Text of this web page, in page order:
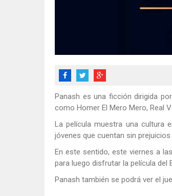
Panash es una ficción dirigida
como Homer El Mero Mero, Real
La película muestra una cultura
jóvenes que cuentan sin
En este sentido, este viernes a
para luego disfrutar la película del
Panash también se podrá ver el